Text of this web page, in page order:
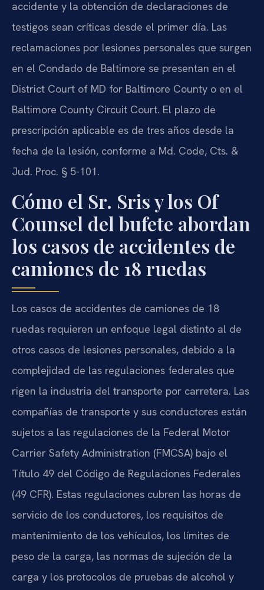
accidente y la obtención de declaraciones de
testigos sean críticas desde el primer día. Las
reclamaciones por lesiones personales que surgen
en el Condado de Baltimore se presentan en el
District Court of MD for Baltimore County o en el
Baltimore County Circuit Court. El plazo de
prescripción aplicable es de tres años desde la
fecha de la lesión, conforme a Md. Code, Cts. &
Jud. Proc. § 5-101.
Cómo el Sr. Sris y los Of
Counsel del bufete abordan
los casos de accidentes de
camiones de 18 ruedas
Los casos de accidentes de camiones de 18
ruedas requieren un enfoque legal distinto al de
otros casos de lesiones personales, debido a la
complejidad de las regulaciones federales que
rigen la industria del transporte por carretera. Las
compañías de transporte y sus conductores están
sujetos a las regulaciones de la Federal Motor
Carrier Safety Administration (FMCSA) bajo el
Título 49 del Código de Regulaciones Federales
(49 CFR). Estas regulaciones cubren las horas de
servicio de los conductores, los requisitos de
mantenimiento de los vehículos, los límites de
peso de la carga, las normas de sujeción de la
carga y los protocolos de pruebas de alcohol y